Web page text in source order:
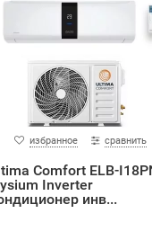
избранное сравнить
Comfort ELB-
Inverter
инв...